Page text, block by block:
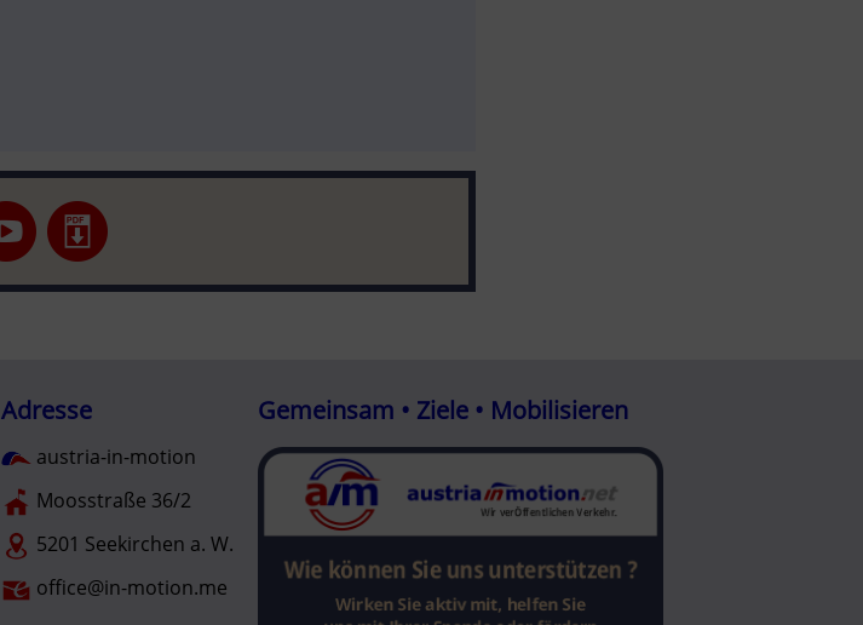
Adresse
austria-in-motion
Moosstraße 36/2
5201 Seekirchen a. W.
office@in-motion.me
Gemeinsam • Ziele • Mobilisieren